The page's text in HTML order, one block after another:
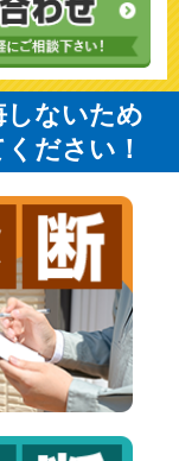
しないため
ださい！